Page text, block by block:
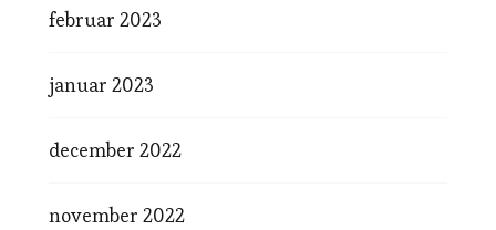
februar 2023
januar 2023
december 2022
november 2022